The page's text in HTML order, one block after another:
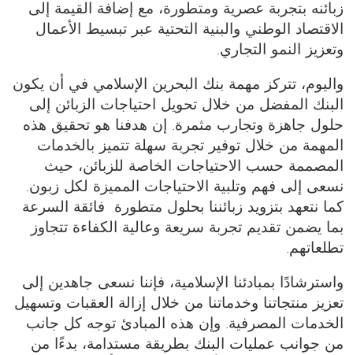
زبائنه بتجربة عصرية ومتطورة، مع إضافة القيمة إلى
الاقتصاد الوطني والبنية التحتية عبر تبسيط الأعمال
وتعزيز النمو التجاري.
واليوم، تتركز مهمة بنك البحرين الإسلامي في أن يكون
البنك المفضل من خلال تحويل احتياجات الزبائن إلى
حلول جاهزة وتجارب مثمرة. إن هدفنا هو تحقيق هذه
المهمة من خلال توفير تجربة سهلة تتميز بالخدمات
المصممة حسب الاحتياجات الخاصة للزبائن، حيث
نسعى إلى فهم وتلبية الاحتياجات المميزة لكل زبون.
كما نتعهد بتزويد زبائننا بحلول متطورة فائقة السرعة
بما يضمن تقديم تجربة سريعة وعالية الكفاءة تتجاوز
تطلعاتهم.
واسترشادًا بمبادئنا الإسلامية، فإننا نسعى جاهدين إلى
تعزيز منتجاتنا وخدماتنا من خلال إزالة العقبات وتسهيل
الخدمات المصرفية. وإن هذه المبادئ توجه كل جانب
من جوانب عمليات البنك بطريقة مستدامة، بدءًا من